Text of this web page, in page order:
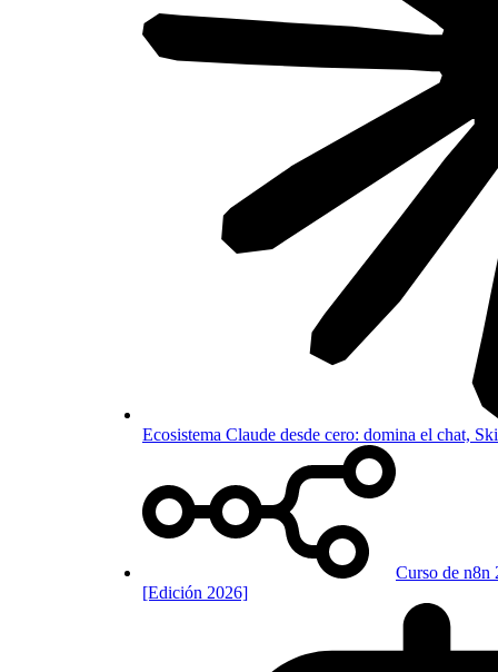
Ecosistema Claude desde cero: domina el chat,
Curso de n8n
[Edición 2026]